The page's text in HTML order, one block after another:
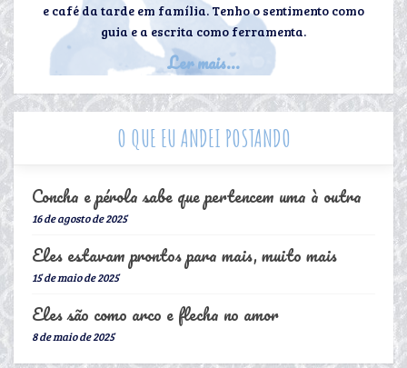
e café da tarde em família. Tenho o sentimento como
guia e a escrita como ferramenta.
Ler mais...
O QUE EU ANDEI POSTANDO
Concha e pérola sabe que pertencem uma à outra
16 de agosto de 2025
Eles estavam prontos para mais, muito mais
15 de maio de 2025
Eles são como arco e flecha no amor
8 de maio de 2025